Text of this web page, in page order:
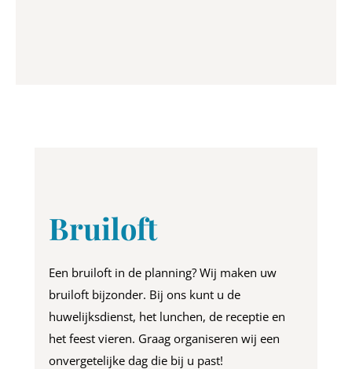
Bruiloft
Een bruiloft in de planning? Wij maken uw
bruiloft bijzonder. Bij ons kunt u de
huwelijksdienst, het lunchen, de receptie en
het feest vieren. Graag organiseren wij een
onvergetelijke dag die bij u past!